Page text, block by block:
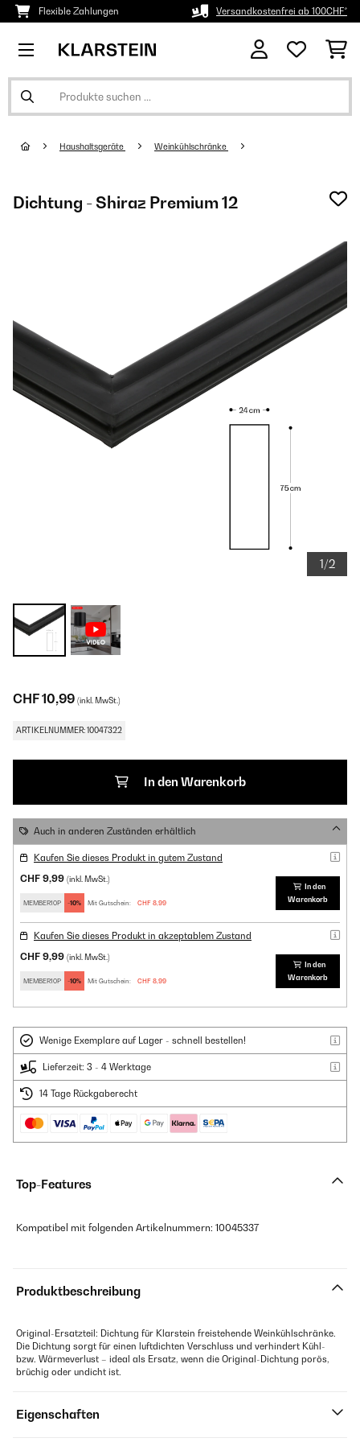
Flexible Zahlungen Versandkostenfrei ab 100CHF*
Haushaltsgeräte Weinkühlschränke
Dichtung - Shiraz Premium 12
1/2
CHF 10,99 (inkl. MwSt.)
ARTIKELNUMMER: 10047322
In den Warenkorb
Auch in anderen Zuständen erhältlich
Kaufen Sie dieses Produkt in gutem Zustand
CHF 9,99 (inkl. MwSt.)
MEMBER10P -10% Mit Gutschein: CHF 8,99
In den
Warenkorb
Kaufen Sie dieses Produkt in akzeptablem Zustand
CHF 9,99 (inkl. MwSt.)
MEMBER10P -10% Mit Gutschein: CHF 8,99
In den
Warenkorb
Wenige Exemplare auf Lager - schnell bestellen!
Lieferzeit: 3 - 4 Werktage
14 Tage Rückgaberecht
Top-Features
Kompatibel mit folgenden Artikelnummern: 10045337
Produktbeschreibung
Original-Ersatzteil: Dichtung für Klarstein freistehende Weinkühlschränke.
Die Dichtung sorgt für einen luftdichten Verschluss und verhindert Kühl-
bzw. Wärmeverlust – ideal als Ersatz, wenn die Original-Dichtung porös,
brüchig oder undicht ist.
Eigenschaften